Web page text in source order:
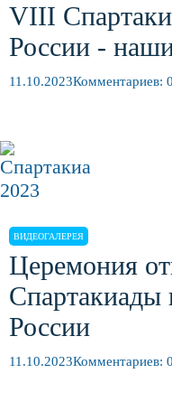
VIII
России -
11.10.2023Комментариев: 0
ВИДЕОГАЛЕРЕЯ
Церемония
Спартакиады
России
11.10.2023Комментариев: 0